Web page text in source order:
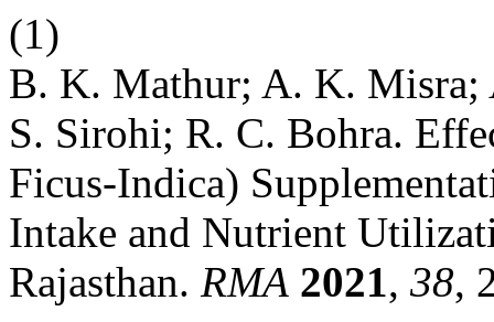
(1)
B. K. Mathur; A. K. Misra;
S. Sirohi; R. C. Bohra.
Ficus-Indica)
Intake and Nutrient
Rajasthan. RMA 2021, 38,